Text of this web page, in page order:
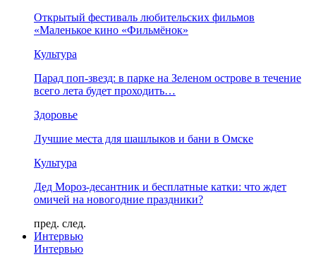
Открытый фестиваль любительских фильмов
«Маленькое кино «Фильмёнок»
Культура
Парад поп-звезд: в парке на Зеленом острове в течение
всего лета будет проходить…
Здоровье
Лучшие места для шашлыков и бани в Омске
Культура
Дед Мороз-десантник и бесплатные катки: что ждет
омичей на новогодние праздники?
пред. след.
Интервью
Интервью